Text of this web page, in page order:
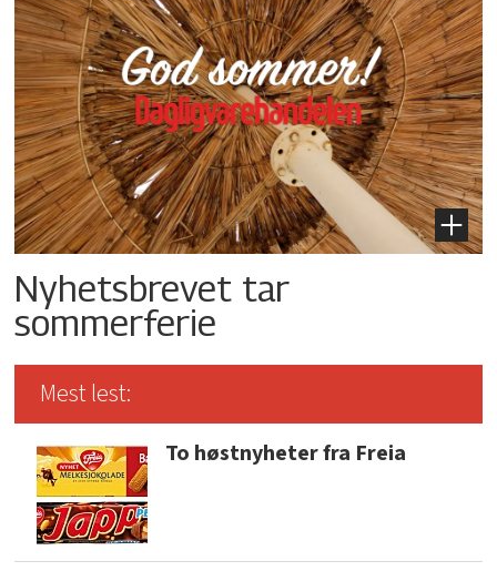
Nyhetsbrevet tar
sommerferie
Mest lest:
To høstnyheter fra Freia